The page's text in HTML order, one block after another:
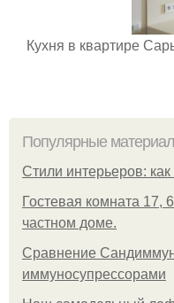
Кухня в квартире
Популярные
Стили интерьеров:
Гостевая комната 17,
частном доме.
Сравнение
иммуносупрессорами